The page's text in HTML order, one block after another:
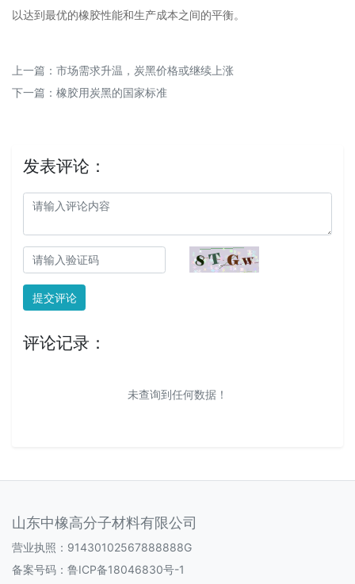
以达到最优的橡胶性能和生产成本之间的平衡。
上一篇： 市场需求升温，炭黑价格或继续上涨
下一篇： 橡胶用炭黑的国家标准
发表评论：
提交评论
评论记录：
未查询到任何数据！
山东中橡高分子材料有限公司
营业执照：91430102567888888G
备案号码： 鲁ICP备18046830号-1